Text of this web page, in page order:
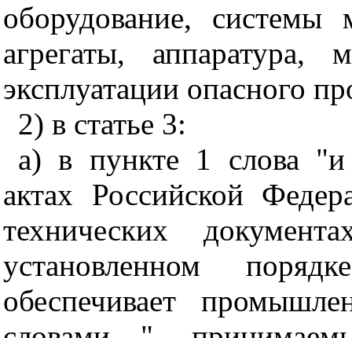
оборудование,
агрегаты,
эксплуатации опасного
2) в статье 3:
а) в пункте 1 слова
актах Российской
технических
установленном
обеспечивает